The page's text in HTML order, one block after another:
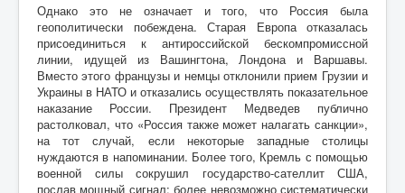
Однако это не означает и того, что Россия была
геополитически побеждена. Старая Европа отказалась
присоединиться к антироссийской бескомпромиссной
линии, идущей из Вашингтона, Лондона и Варшавы.
Вместо этого французы и немцы отклонили прием Грузии и
Украины в НАТО и отказались осуществлять показательное
наказание России. Президент Медведев публично
растолковал, что «Россия также может налагать санкции»,
на тот случай, если некоторые западные столицы
нуждаются в напоминании. Более того, Кремль с помощью
военной силы сокрушил государство-сателлит США,
послав мощный сигнал: более невозможно систематически